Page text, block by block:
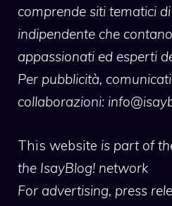
comprende siti tematici
indipendente che
appassionati ed esperti
Per pubblicità,
collaborazioni:
This website is part of
the IsayBlog! network
For advertising, press